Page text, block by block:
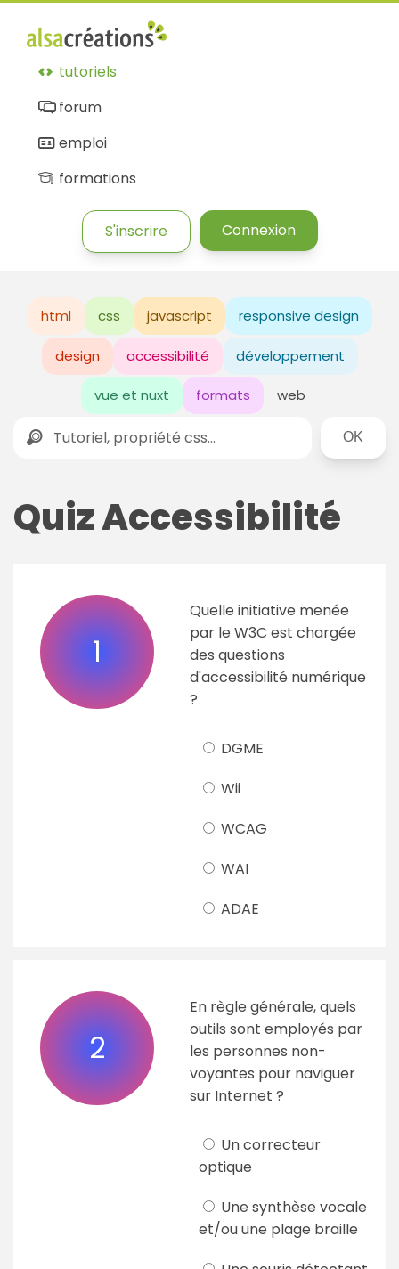
tutoriels
forum
emploi
formations
S'inscrire Connexion
html css javascript responsive design
design accessibilité développement
vue et nuxt formats web
Rechercher
Quiz Accessibilité
1
Quelle initiative menée
par le W3C est chargée
des questions
d'accessibilité numérique
?
DGME
Wii
WCAG
WAI
ADAE
2
En règle générale, quels
outils sont employés par
les personnes non-
voyantes pour naviguer
sur Internet ?
Un correcteur
optique
Une synthèse vocale
et/ou une plage braille